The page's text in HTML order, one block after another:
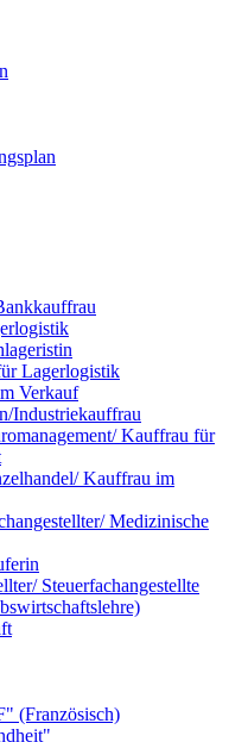
Lagerlogistik
Verkauf
Industriekauffrau
Kauffrau für
Kauffrau im
Medizinische
Steuerfachangestellte
(Französisch)